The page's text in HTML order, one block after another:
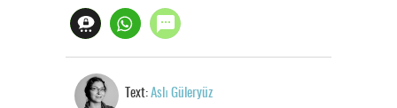
Text: Aslı Güleryüz